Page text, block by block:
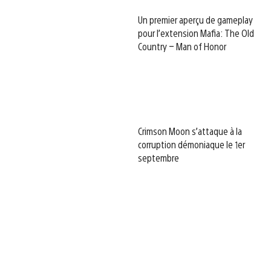
Un premier aperçu de gameplay
pour l’extension Mafia: The Old
Country – Man of Honor
Crimson Moon s’attaque à la
corruption démoniaque le 1er
septembre